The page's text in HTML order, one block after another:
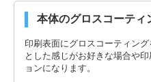
本体のグロスコーティ
印刷表面にグロスコーティン
とした感じがお好きな場合や
ョンになります。